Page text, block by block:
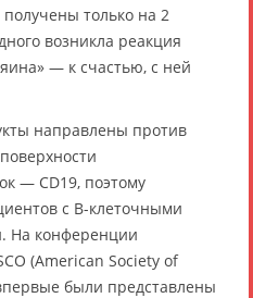
только на 2
возникла реакция
— к счастью, с ней
направлены против
— CD19, поэтому
с В-клеточными
На конференции
(American Society of
были представлены